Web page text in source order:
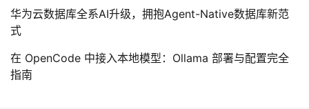
华为云数据库全系AI升级，拥抱Agent-Native数据库新范
式
在 OpenCode 中接入本地模型：Ollama 部署与配置完全
指南